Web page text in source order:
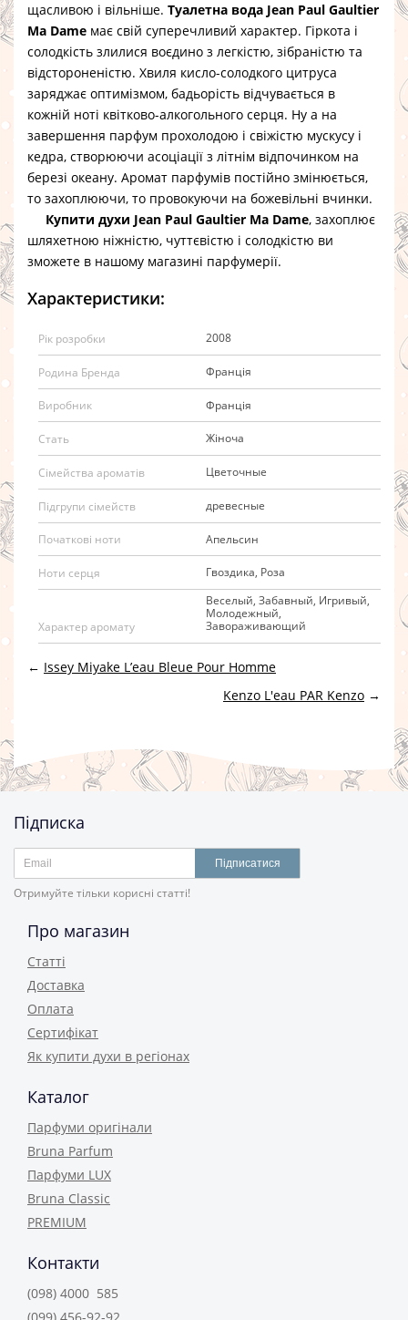
щасливою і вільніше. Туалетна вода Jean Paul Gaultier
Ma Dame має свій суперечливий характер. Гіркота і
солодкість злилися воєдино з легкістю, зібраністю та
відстороненістю. Хвиля кисло-солодкого цитруса
заряджає оптимізмом, бадьорість відчувається в
кожній ноті квітково-алкогольного серця. Ну а на
завершення парфум прохолодою і свіжістю мускусу і
кедра, створюючи асоціації з літнім відпочинком на
березі океану. Аромат парфумів постійно змінюється,
то захоплюючи, то провокуючи на божевільні вчинки.
Купити духи Jean Paul Gaultier Ma Dame, захоплює
шляхетною ніжністю, чуттєвістю і солодкістю ви
зможете в нашому магазині парфумерії.
Характеристики:
Рік розробки 2008
Родина Бренда Франція
Виробник Франція
Стать Жіноча
Сімейства ароматів Цветочные
Підгрупи сімейств древесные
Початкові ноти Апельсин
Ноти серця Гвоздика, Роза
Характер аромату
Веселый, Забавный, Игривый,
Молодежный,
Завораживающий
← Issey Miyake L’eau Bleue Pour Homme
Kenzo L'eau PAR Kenzo →
Підписка
Підписатися
Отримуйте тільки корисні статті!
Про магазин
Статті
Доставка
Оплата
Сертифікат
Як купити духи в регіонах
Каталог
Парфуми оригінали
Bruna Parfum
Парфуми LUX
Bruna Classic
PREMIUM
Контакти
(098) 4000 585